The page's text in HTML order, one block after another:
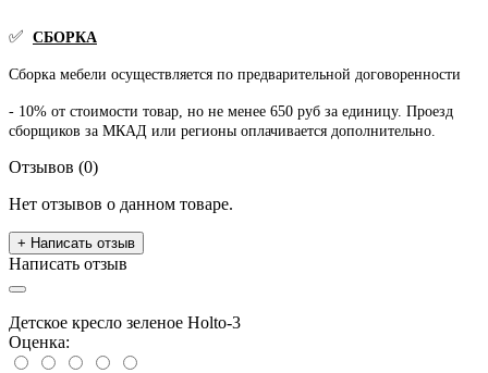
✅ СБОРКА
Сборка мебели осуществляется по предварительной договоренности
- 10% от стоимости товар, но не менее 650 руб за единицу. Проезд
сборщиков за МКАД или регионы оплачивается дополнительно.
Отзывов (0)
Нет отзывов о данном товаре.
+ Написать отзыв
Написать отзыв
Детское кресло зеленое Holto-3
Оценка: